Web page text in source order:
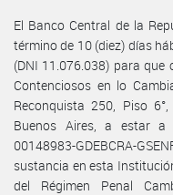
El Banco Central de la
término de 10 (diez) días
(DNI 11.076.038) para
Contenciosos en lo
Reconquista 250, Piso
Buenos Aires, a estar a
00148983-GDEBCRA-
sustancia en esta
del Régimen Penal